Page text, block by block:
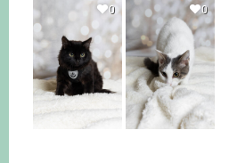
0 0